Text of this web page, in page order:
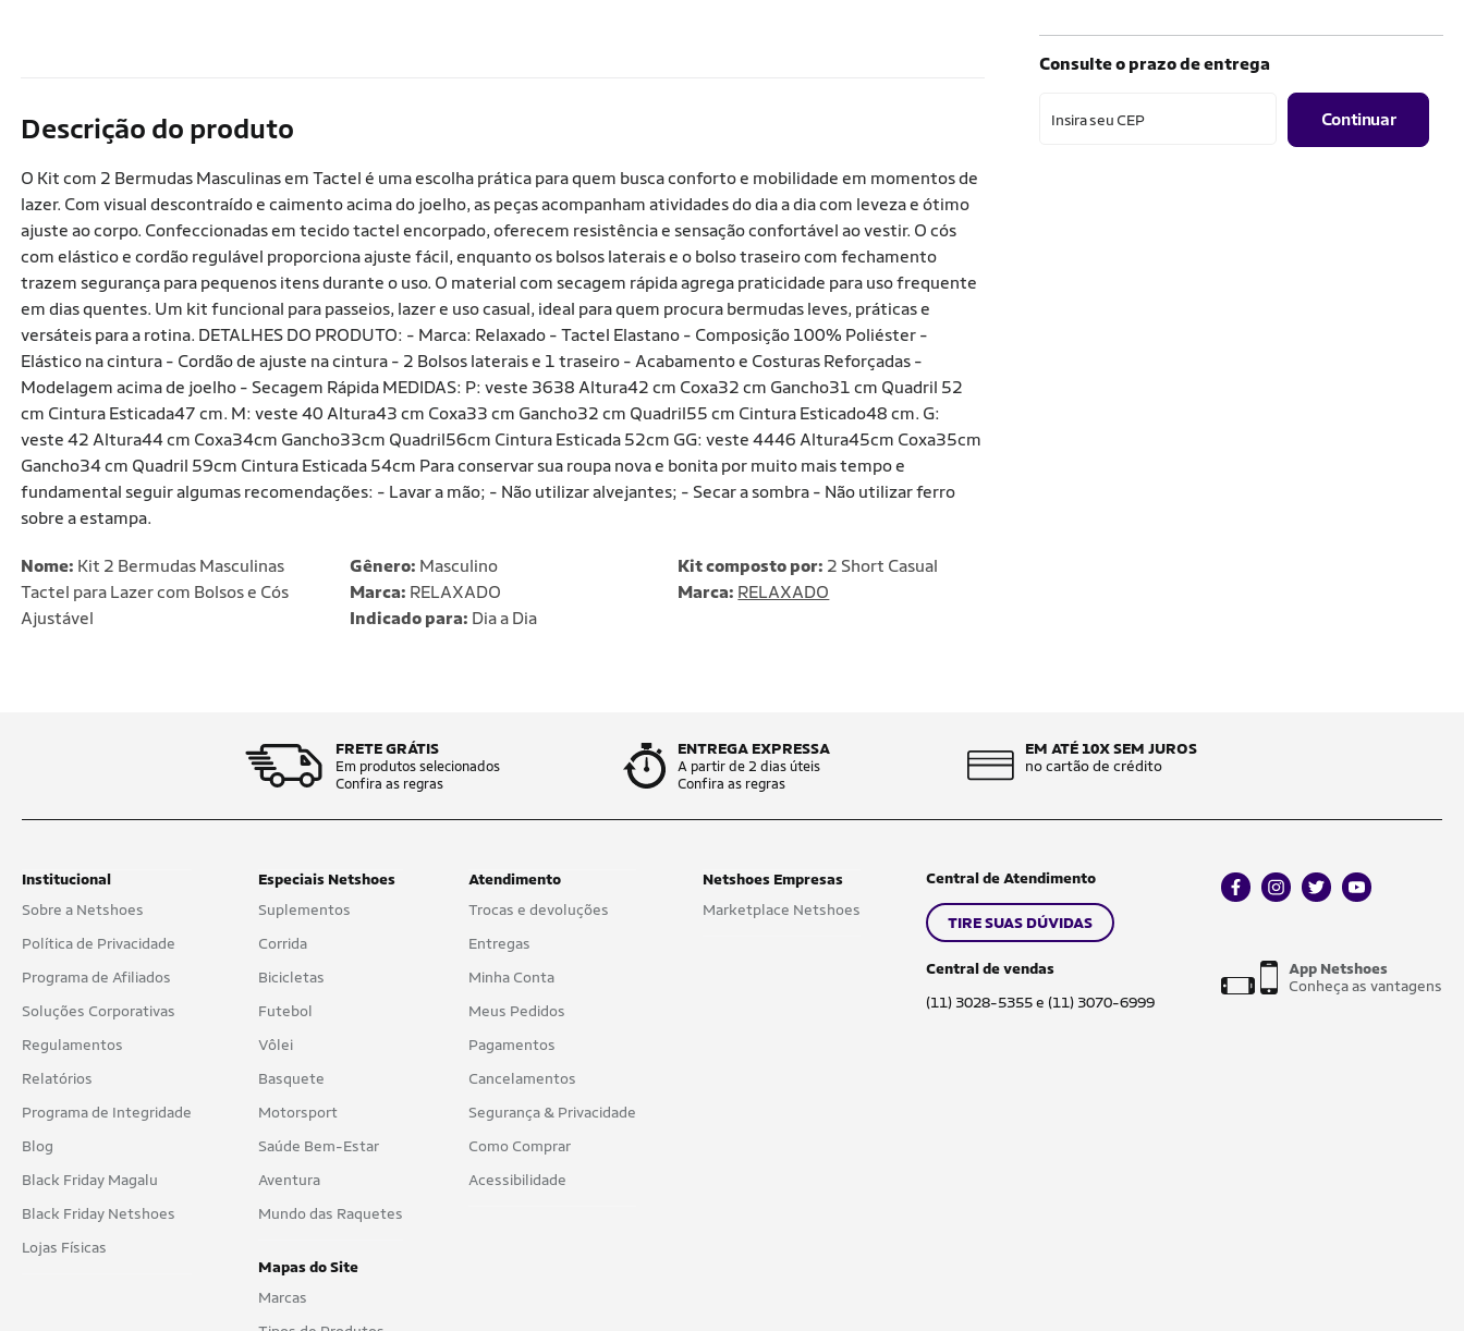
Consulte o prazo de entrega
Insira seu CEP Continuar
Descrição do produto
O Kit com 2 Bermudas Masculinas em Tactel é uma escolha prática para quem busca conforto e mobilidade em momentos de
lazer. Com visual descontraído e caimento acima do joelho, as peças acompanham atividades do dia a dia com leveza e ótimo
ajuste ao corpo. Confeccionadas em tecido tactel encorpado, oferecem resistência e sensação confortável ao vestir. O cós
com elástico e cordão regulável proporciona ajuste fácil, enquanto os bolsos laterais e o bolso traseiro com fechamento
trazem segurança para pequenos itens durante o uso. O material com secagem rápida agrega praticidade para uso frequente
em dias quentes. Um kit funcional para passeios, lazer e uso casual, ideal para quem procura bermudas leves, práticas e
versáteis para a rotina. DETALHES DO PRODUTO: - Marca: Relaxado - Tactel Elastano - Composição 100% Poliéster -
Elástico na cintura - Cordão de ajuste na cintura - 2 Bolsos laterais e 1 traseiro - Acabamento e Costuras Reforçadas -
Modelagem acima de joelho - Secagem Rápida MEDIDAS: P: veste 3638 Altura42 cm Coxa32 cm Gancho31 cm Quadril 52
cm Cintura Esticada47 cm. M: veste 40 Altura43 cm Coxa33 cm Gancho32 cm Quadril55 cm Cintura Esticado48 cm. G:
veste 42 Altura44 cm Coxa34cm Gancho33cm Quadril56cm Cintura Esticada 52cm GG: veste 4446 Altura45cm Coxa35cm
Gancho34 cm Quadril 59cm Cintura Esticada 54cm Para conservar sua roupa nova e bonita por muito mais tempo e
fundamental seguir algumas recomendações: - Lavar a mão; - Não utilizar alvejantes; - Secar a sombra - Não utilizar ferro
sobre a estampa.
Nome: Kit 2 Bermudas Masculinas
Tactel para Lazer com Bolsos e Cós
Ajustável
Gênero: Masculino
Marca: RELAXADO
Indicado para: Dia a Dia
Kit composto por: 2 Short Casual
Marca: RELAXADO
FRETE GRÁTIS
Em produtos selecionados
Confira as regras
ENTREGA EXPRESSA
A partir de 2 dias úteis
Confira as regras
EM ATÉ 10X SEM JUROS
no cartão de crédito
Institucional
Sobre a Netshoes
Política de Privacidade
Programa de Afiliados
Soluções Corporativas
Regulamentos
Relatórios
Programa de Integridade
Blog
Black Friday Magalu
Black Friday Netshoes
Lojas Físicas
Especiais Netshoes
Suplementos
Corrida
Bicicletas
Futebol
Vôlei
Basquete
Motorsport
Saúde Bem-Estar
Aventura
Mundo das Raquetes
Mapas do Site
Marcas
Atendimento
Trocas e devoluções
Entregas
Minha Conta
Meus Pedidos
Pagamentos
Cancelamentos
Segurança & Privacidade
Como Comprar
Acessibilidade
Netshoes Empresas
Marketplace Netshoes
Central de Atendimento
TIRE SUAS DÚVIDAS
Central de vendas
(11) 3028-5355 e (11) 3070-6999
facebookinstagram
twitteryoutube
App Netshoes
Conheça as vantagens